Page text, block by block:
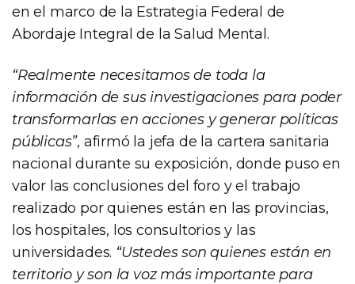
en el marco de la Estrategia Federal de
Abordaje Integral de la Salud Mental.
“Realmente necesitamos de toda la
información de sus investigaciones para poder
transformarlas en acciones y generar políticas
públicas”, afirmó la jefa de la cartera sanitaria
nacional durante su exposición, donde puso en
valor las conclusiones del foro y el trabajo
realizado por quienes están en las provincias,
los hospitales, los consultorios y las
universidades. “Ustedes son quienes están en
territorio y son la voz más importante para